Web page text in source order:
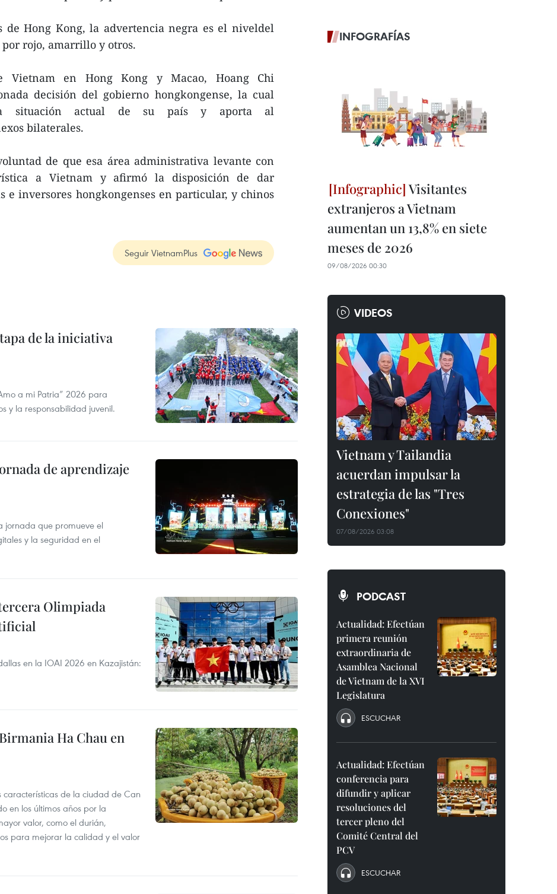
de Hong Kong, la advertencia negra es el niveldel
rojo, amarrillo y otros.
Vietnam en Hong Kong y Macao, Hoang Chi
decisión del gobierno hongkongense, la cual
la situación actual de su país y aporta al
bilaterales.
de que esa área administrativa levante con
a Vietnam y afirmó la disposición de dar
e inversores hongkongenses en particular, y chinos
Seguir VietnamPlus
de la iniciativa
a mi Patria” 2026 para
y la responsabilidad juvenil.
de aprendizaje
jornada que promueve el
y la seguridad en el
Olimpiada
en la IOAI 2026 en Kazajistán:
Ha Chau en
de la ciudad de Can
en los últimos años por la
valor, como el durián,
para mejorar la calidad y el valor
INFOGRAFÍAS
Visitantes
extranjeros a Vietnam
aumentan un 13,8% en siete
meses de 2026
09/08/2026 00:30
VIDEOS
Vietnam y Tailandia
acuerdan impulsar la
estrategia de las "Tres
Conexiones"
07/08/2026 03:08
PODCAST
Actualidad: Efectúan
primera reunión
extraordinaria de
Asamblea Nacional
de Vietnam de la XVI
Legislatura
ESCUCHAR
Actualidad: Efectúan
conferencia para
difundir y aplicar
resoluciones del
tercer pleno del
Comité Central del
PCV
ESCUCHAR